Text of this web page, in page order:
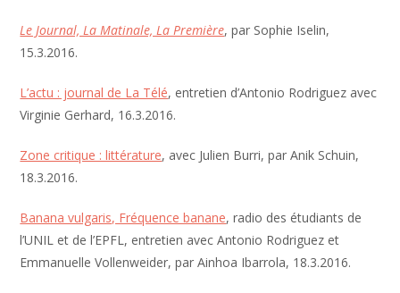
Le Journal, La Matinale, La Première, par Sophie Iselin,
15.3.2016.
L’actu : journal de La Télé, entretien d’Antonio Rodriguez avec
Virginie Gerhard, 16.3.2016.
Zone critique : littérature, avec Julien Burri, par Anik Schuin,
18.3.2016.
Banana vulgaris, Fréquence banane, radio des étudiants de
l’UNIL et de l’EPFL, entretien avec Antonio Rodriguez et
Emmanuelle Vollenweider, par Ainhoa Ibarrola, 18.3.2016.